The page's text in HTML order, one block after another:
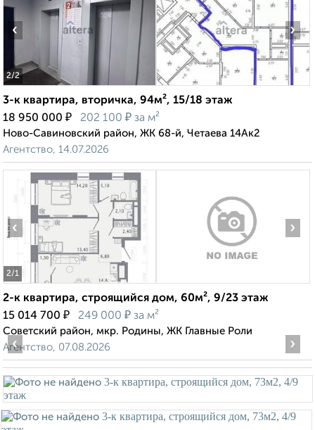
2/2
‹ ›
3-к квартира, вторичка, 94м², 15/18 этаж
18 950 000 ₽ 202 100 ₽ за м²
Ново-Савиновский район, ЖК 68-й, Четаева 14Ак2
Агентство, 14.07.2026
2/1
‹ ›
2-к квартира, строящийся дом, 60м², 9/23 этаж
15 014 700 ₽ 249 000 ₽ за м²
Советский район, мкр. Родины, ЖК Главные Роли
Агентство, 07.08.2026
‹ ›